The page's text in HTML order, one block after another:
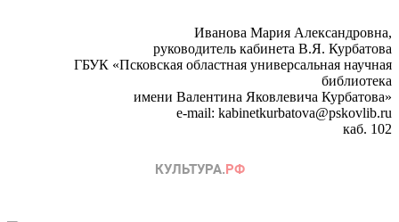
Иванова Мария Александровна,
руководитель кабинета В.Я. Курбатова
ГБУК «Псковская областная универсальная научная
библиотека
имени Валентина Яковлевича Курбатова»
e-mail: kabinetkurbatova@pskovlib.ru
каб. 102